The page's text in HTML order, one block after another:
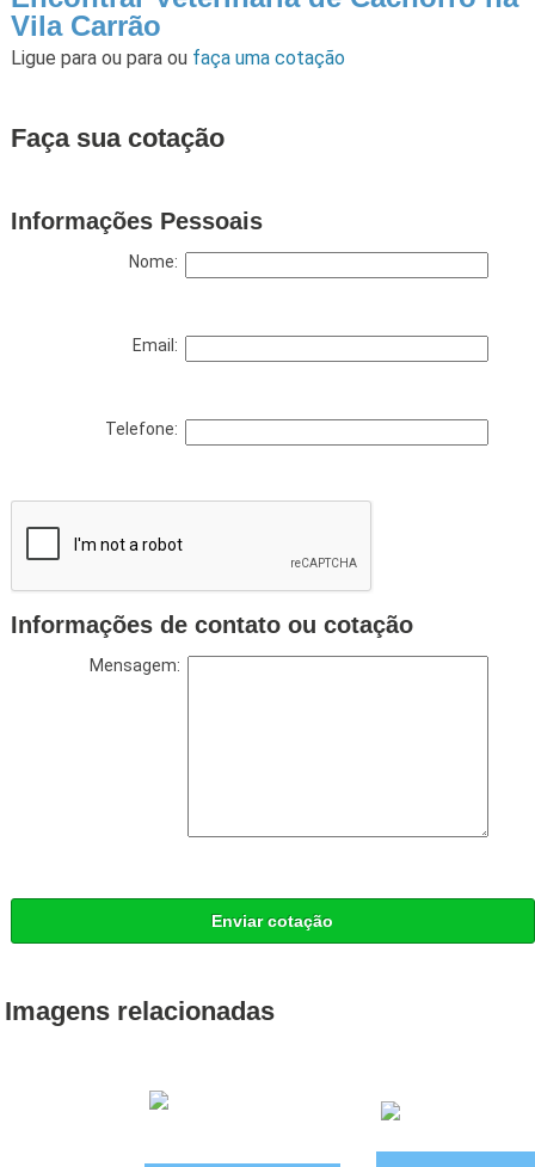
Vila Carrão
Ligue para ou para ou faça uma cotação
Faça sua cotação
Informações Pessoais
Nome:
Email:
Telefone:
Informações de contato ou cotação
Mensagem:
Enviar cotação
Imagens relacionadas